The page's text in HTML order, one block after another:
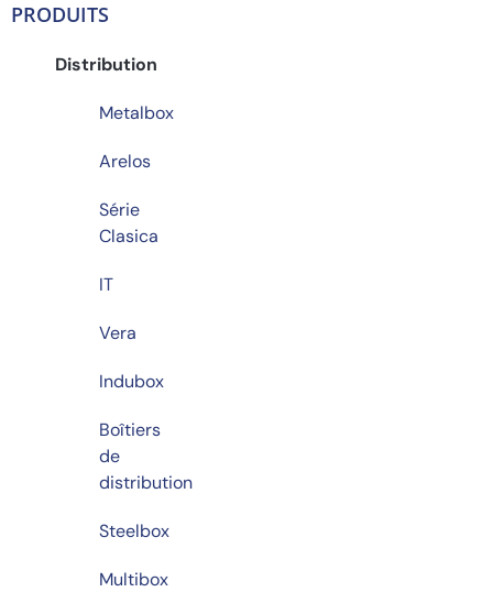
PRODUITS
Distribution
Metalbox
Arelos
Série
Clasica
IT
Vera
Indubox
Boîtiers
de
distribution
Steelbox
Multibox